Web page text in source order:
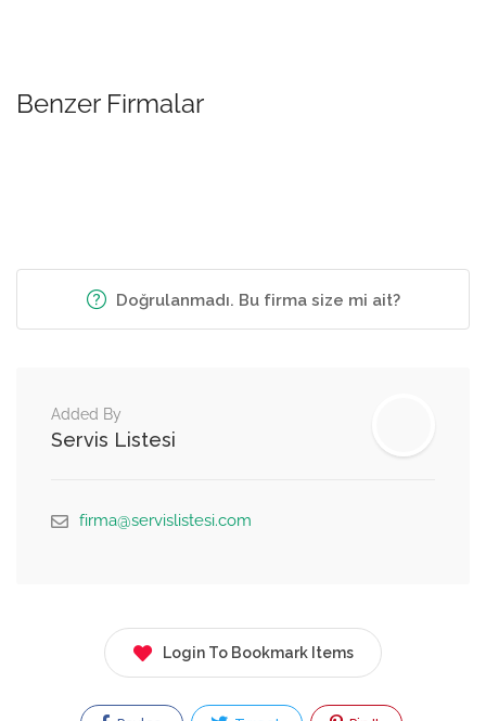
Benzer Firmalar
Doğrulanmadı. Bu firma size mi ait?
Added By
Servis Listesi
firma@servislistesi.com
Login To Bookmark Items